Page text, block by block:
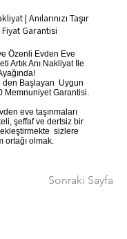
| Anılarınızı Taşır
Fiyat Garantisi
Özenli Evden Eve
Artık Anı Nakliyat İle
Uygun
Memnuniyet Garantisi.
eve taşınmaları
şeffaf ve dertsiz bir
sizlere
ortağı olmak.
Sonraki Sayfa